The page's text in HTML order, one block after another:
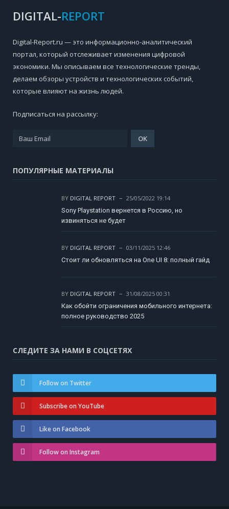
DIGITAL-REPORT
Digital-Report.ru — это информационно-аналитический
портал, который отслеживает изменения цифровой
экономики. Мы описываем все технологические тренды,
делаем обзоры устройств и технологических событий,
которые влияют на жизнь людей.
Подписаться на рассылку:
ПОПУЛЯРНЫЕ МАТЕРИАЛЫ
BY DIGITAL REPORT
25/05/2022 19:14
Sony Playstation вернется в Россию, но
извиняться не будет
BY DIGITAL REPORT
03/11/2025 12:46
Стоит ли обновляться на One UI 8: полный гайд
BY DIGITAL REPORT
31/08/2025 00:31
Как обойти ограничения мобильного интернета:
полное руководство 2025
СЛЕДИТЕ ЗА НАМИ В СОЦСЕТЯХ
Follow on Twitter
Subscribe on YouTube
Like on Facebook
Follow on Instagram